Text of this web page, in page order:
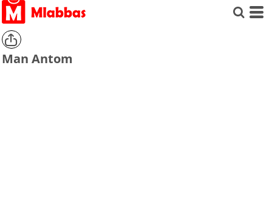
Man Antom